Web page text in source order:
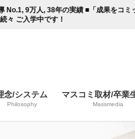
9万人, 38年の実績 ■「成果をコ
々 ご入学中です！
念/システム
Philosophy
マスコミ取材/卒業
Massmedia